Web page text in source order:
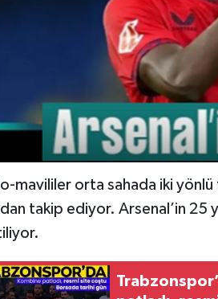
mavililer orta sahada iki yönlü
takip ediyor. Arsenal’in 25